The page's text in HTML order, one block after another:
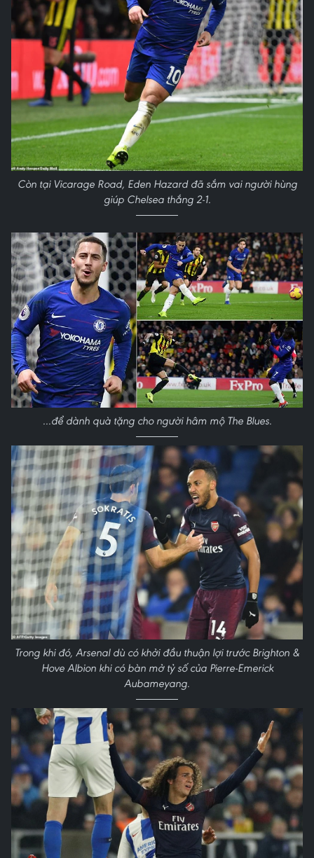
Còn tại Vicarage Road, Eden Hazard đã sắm vai người hùng
giúp Chelsea thắng 2-1.
...để dành quà tặng cho người hâm mộ The Blues.
Trong khi đó, Arsenal dù có khởi đầu thuận lợi trước Brighton &
Hove Albion khi có bàn mở tỷ số của Pierre-Emerick
Aubameyang.